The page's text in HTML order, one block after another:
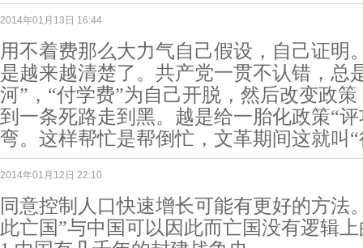
2014年01月13日 16:44
用不着费那么大力气自己假设，自己证明
是越来越清楚了。共产党一贯不认错，总
河”，“付学费”为自己开脱，然后改变政
到一条死路走到黑。越是给一胎化政策“
弯。这样帮忙是帮倒忙，文革期间这就叫
2014年01月12日 22:10
同意控制人口快速增长可能有更好的方法
此亡国”与中国可以因此而亡国没有逻辑